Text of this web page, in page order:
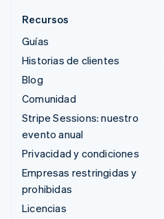
Recursos
Guías
Historias de clientes
Blog
Comunidad
Stripe Sessions: nuestro
evento anual
Privacidad y condiciones
Empresas restringidas y
prohibidas
Licencias